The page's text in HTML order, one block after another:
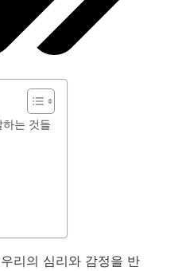
는 것들
리의 심리와 감정을 반